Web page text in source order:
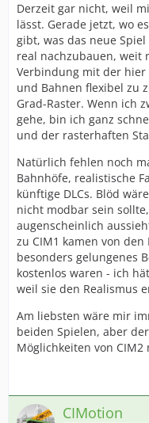
Derzeit gar nicht, weil
lässt. Gerade jetzt, wo
gibt, was das neue
real nachzubauen, weit
Verbindung mit der hier
und Bahnen flexibel zu
Grad-Raster. Wenn ich
gehe, bin ich ganz
und der rasterhaften
Natürlich fehlen noch
Bahnhöfe, realistische
künftige DLCs. Blöd
nicht modbar sein
augenscheinlich
zu CIM1 kamen von
besonders gelungenes
kostenlos waren - ich
weil sie den Realismus
Am liebsten wäre mir
beiden Spielen, aber
Möglichkeiten von CIM2
CIMotion